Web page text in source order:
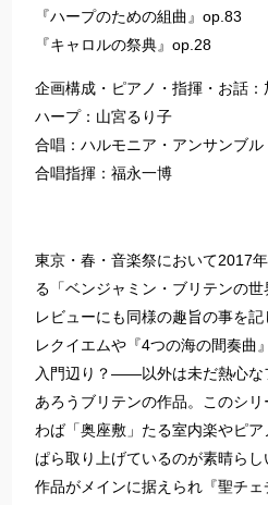
『ハープのための組曲』op.83
『キャロルの祭典』op.28
企画構成・ピアノ・指揮・お話：
ハープ：山宮るり子
合唱：ハルモニア・アンサンブル
合唱指揮：福永一博
東京・春・音楽祭において2017
る「ベンジャミン・ブリテンの
レビューにも同様の趣旨の事を
レクイエムや『4つの海の間奏曲
入門辺り？――以外は未だ熱心な
あろうブリテンの作品。このシ
わば「奥座敷」たる室内楽やピ
ぱら取り上げているのが素晴ら
作品がメインに据えられ『聖チ